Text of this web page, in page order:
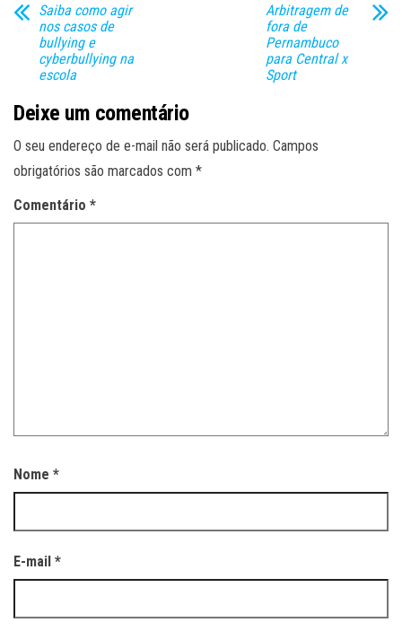
Saiba como agir
nos casos de
bullying e
cyberbullying na
escola
Arbitragem de
fora de
Pernambuco
para Central x
Sport
Deixe um comentário
O seu endereço de e-mail não será publicado. Campos
obrigatórios são marcados com *
Comentário *
Nome *
E-mail *